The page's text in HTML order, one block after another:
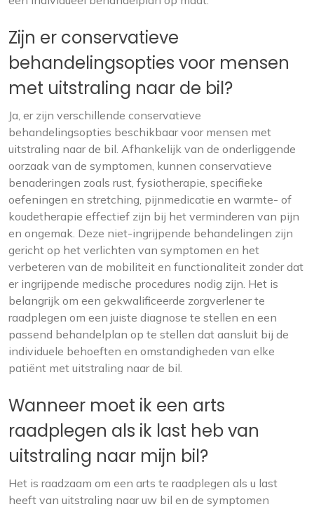
Zijn er conservatieve
behandelingsopties voor mensen
met uitstraling naar de bil?
Ja, er zijn verschillende conservatieve
behandelingsopties beschikbaar voor mensen met
uitstraling naar de bil. Afhankelijk van de onderliggende
oorzaak van de symptomen, kunnen conservatieve
benaderingen zoals rust, fysiotherapie, specifieke
oefeningen en stretching, pijnmedicatie en warmte- of
koudetherapie effectief zijn bij het verminderen van pijn
en ongemak. Deze niet-ingrijpende behandelingen zijn
gericht op het verlichten van symptomen en het
verbeteren van de mobiliteit en functionaliteit zonder dat
er ingrijpende medische procedures nodig zijn. Het is
belangrijk om een ​​gekwalificeerde zorgverlener te
raadplegen om een ​​juiste diagnose te stellen en een
passend behandelplan op te stellen dat aansluit bij de
individuele behoeften en omstandigheden van elke
patiënt met uitstraling naar de bil.
Wanneer moet ik een arts
raadplegen als ik last heb van
uitstraling naar mijn bil?
Het is raadzaam om een arts te raadplegen als u last
heeft van uitstraling naar uw bil en de symptomen